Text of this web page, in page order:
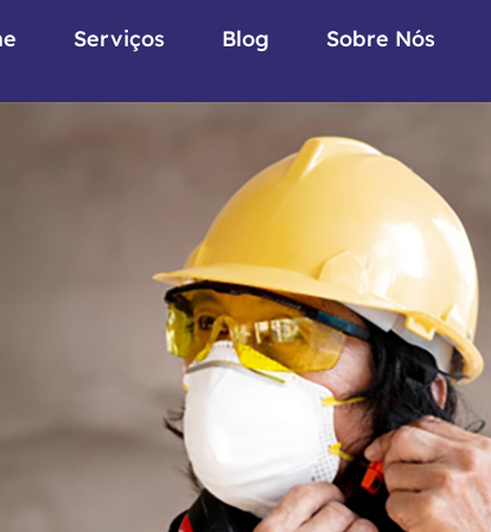
Serviços Blog Sobre Nós